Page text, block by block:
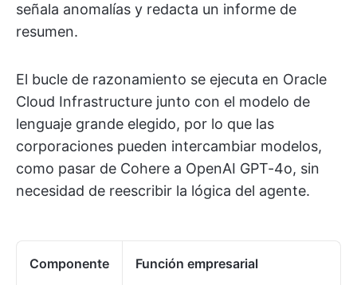
señala anomalías y redacta un informe de
resumen.
El bucle de razonamiento se ejecuta en Oracle
Cloud Infrastructure junto con el modelo de
lenguaje grande elegido, por lo que las
corporaciones pueden intercambiar modelos,
como pasar de Cohere a OpenAI GPT-4o, sin
necesidad de reescribir la lógica del agente.
Componente Función empresarial